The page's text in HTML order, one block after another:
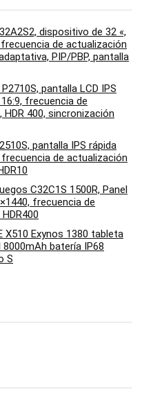
dispositivo de 32 «,
frecuencia de actualización
PIP/PBP, pantalla
pantalla LCD IPS
frecuencia de
400, sincronización
pantalla IPS rápida
frecuencia de actualización
C32C1S 1500R, Panel
frecuencia de
X510 Exynos 1380 tableta
batería IP68
S